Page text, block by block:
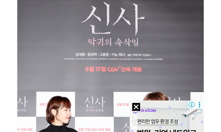
[ST포토] 홀아웃 하는 박현경
[ST포토] 박현경, 힘찬 세컨샷
[ST포토] 노승희, 파세이브